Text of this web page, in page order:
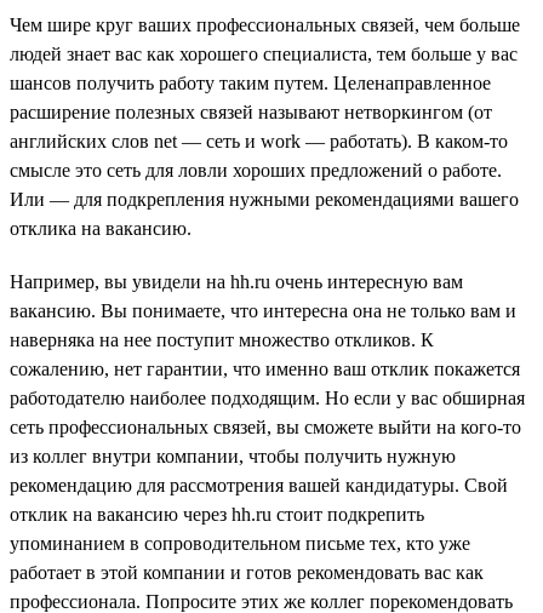
Чем шире круг ваших профессиональных связей, чем больше
людей знает вас как хорошего специалиста, тем больше у вас
шансов получить работу таким путем. Целенаправленное
расширение полезных связей называют нетворкингом (от
английских слов net — сеть и work — работать). В каком-то
смысле это сеть для ловли хороших предложений о работе.
Или — для подкрепления нужными рекомендациями вашего
отклика на вакансию.
Например, вы увидели на hh.ru очень интересную вам
вакансию. Вы понимаете, что интересна она не только вам и
наверняка на нее поступит множество откликов. К
сожалению, нет гарантии, что именно ваш отклик покажется
работодателю наиболее подходящим. Но если у вас обширная
сеть профессиональных связей, вы сможете выйти на кого-то
из коллег внутри компании, чтобы получить нужную
рекомендацию для рассмотрения вашей кандидатуры. Свой
отклик на вакансию через hh.ru стоит подкрепить
упоминанием в сопроводительном письме тех, кто уже
работает в этой компании и готов рекомендовать вас как
профессионала. Попросите этих же коллег порекомендовать